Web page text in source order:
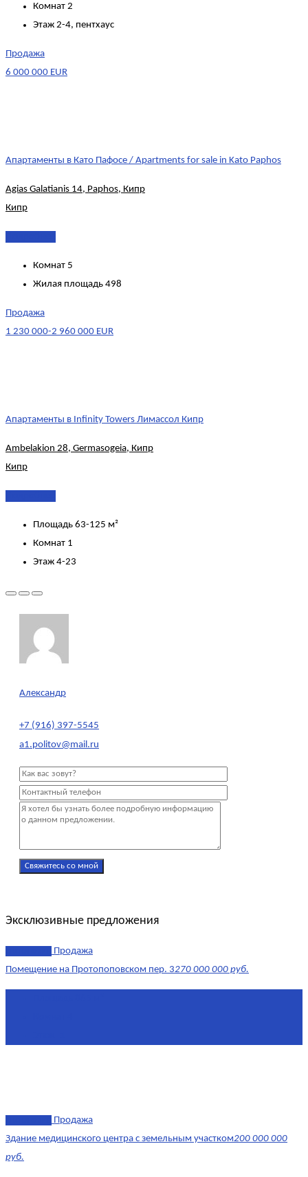
Комнат 2
Этаж 2-4, пентхаус
Продажа
6 000 000 EUR
Апартаменты в Като Пафосе / Apartments for sale in Kato Paphos
Agias Galatianis 14, Paphos, Кипр
Кипр
Комнат 5
Жилая площадь 498
Продажа
1 230 000-2 960 000 EUR
Апартаменты в Infinity Towers Лимассол Кипр
Ambelakion 28, Germasogeia, Кипр
Кипр
Площадь 63-125 м²
Комнат 1
Этаж 4-23
Александр
+7 (916) 397-5545
a1.politov@mail.ru
Эксклюзивные предложения
Продажа
Помещение на Протопоповском пер. 3270 000 000 руб.
Продажа
Здание медицинского центра с земельным участком200 000 000
руб.